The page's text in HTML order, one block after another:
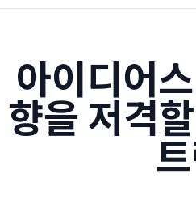
아이디어
향을 저격